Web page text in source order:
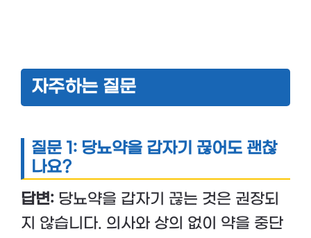
자주하는 질문
질문 1: 당뇨약을 갑자기 끊어도 괜찮
나요?
답변: 당뇨약을 갑자기 끊는 것은 권장되
지 않습니다. 의사와 상의 없이 약을 중단